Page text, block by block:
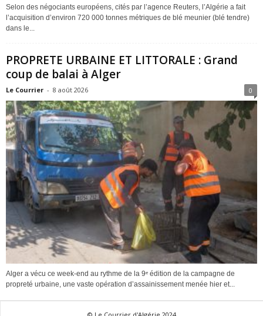
Selon des négociants européens, cités par l’agence Reuters, l’Algérie a fait
l’acquisition d’environ 720 000 tonnes métriques de blé meunier (blé tendre)
dans le...
PROPRETE URBAINE ET LITTORALE : Grand
coup de balai à Alger
Le Courrier - 8 août 2026 0
Alger a vécu ce week-end au rythme de la 9ᵉ édition de la campagne de
propreté urbaine, une vaste opération d’assainissement menée hier et...